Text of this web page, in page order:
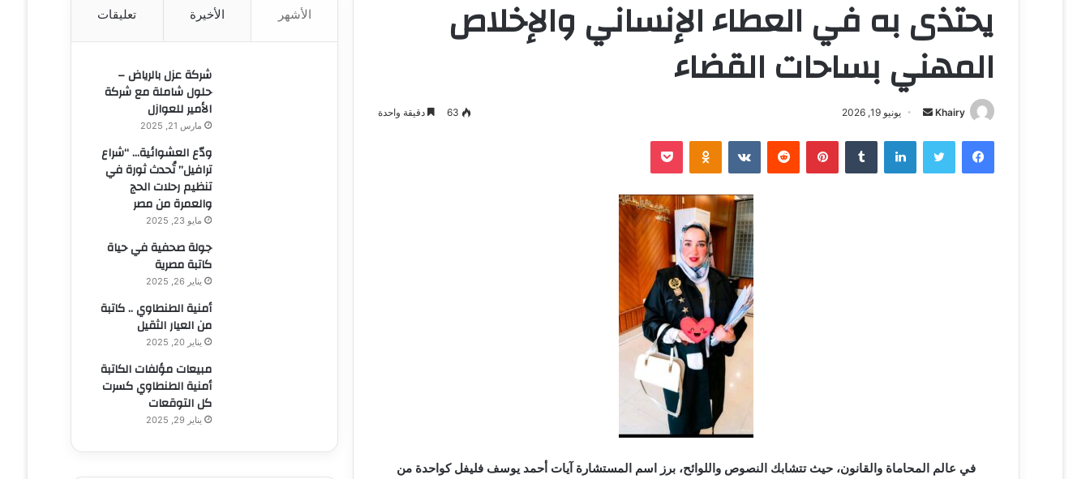
يحتذى به في العطاء الإنساني والإخلاص
المهني بساحات القضاء
Khairy
أ
ل
يونيو 19, 2026 63 دقيقة واحدة
فيسبوك تويتر لينكدإن ‏Tumblr بينتيريست ‏Reddit
‏VKontakte
Odnoklassniki بوكيت
في عالم المحاماة والقانون، حيث تتشابك النصوص واللوائح، برز اسم المستشارة آيات أحمد يوسف فليفل كواحدة من
الأشهر الأخيرة تعليقات
شركة عزل بالرياض –
حلول شاملة مع شركة
الأمير للعوازل
مارس 21, 2025
ودّع العشوائية… “شراع
ترافيل” تُحدث ثورة في
تنظيم رحلات الحج
والعمرة من مصر
مايو 23, 2025
جولة صحفية في حياة
كاتبة مصرية
يناير 26, 2025
أمنية الطنطاوي .. كاتبة
من العيار الثقيل
يناير 20, 2025
مبيعات مؤلفات الكاتبة
أمنية الطنطاوي كسرت
كل التوقعات
يناير 29, 2025